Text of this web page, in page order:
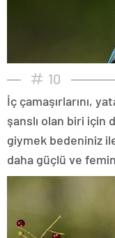
10
İç çamaşırlarını,
şanslı olan biri için
giymek bedeniniz
daha güçlü ve